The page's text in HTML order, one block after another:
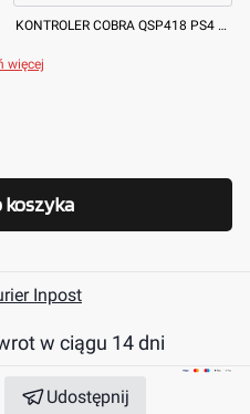
KONTROLER COBRA QSP418 PS4 CAMO BROWN
więcej
koszyka
Inpost
w ciągu 14 dni
Udostępnij